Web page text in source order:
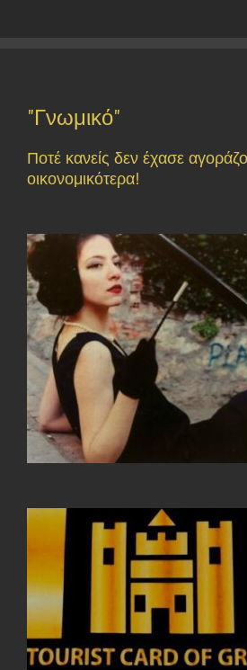
"Γνωμικό"
Ποτέ κανείς δεν έχασε
οικονομικότερα!